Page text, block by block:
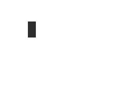
Notice microscope